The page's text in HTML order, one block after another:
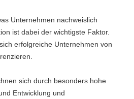
Unternehmen nachweislich
ist dabei der wichtigste Faktor.
erfolgreiche Unternehmen von
sich durch besonders hohe
Entwicklung und